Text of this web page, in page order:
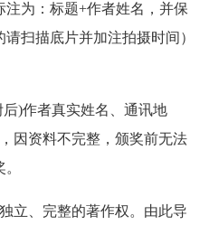
为：标题+作者姓名，并保
扫描底片并加注拍摄时间）
)作者真实姓名、通讯地
因资料不完整，颁奖前无法
立、完整的著作权。由此导